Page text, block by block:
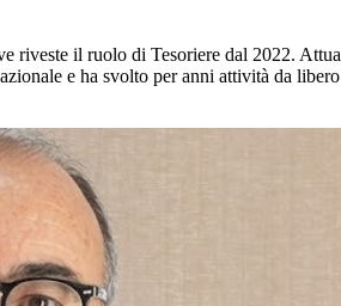
riveste il ruolo di Tesoriere dal 2022.
e ha svolto per anni attività da